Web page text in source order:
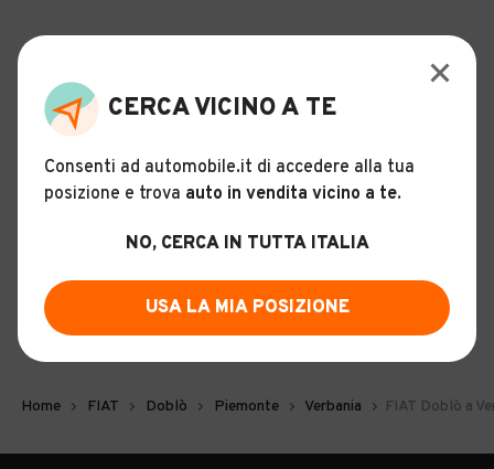
FIAT Doblò: informazioni e
scheda tecnica
Home FIAT Doblò Piemonte Verbania FIAT Doblò a
CERCA VICINO A TE
Consenti ad automobile.it di accedere alla tua
posizione e trova auto in vendita vicino a te.
NO, CERCA IN TUTTA ITALIA
USA LA MIA POSIZIONE